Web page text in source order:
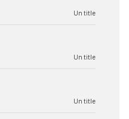
Un title
Un title
Un title